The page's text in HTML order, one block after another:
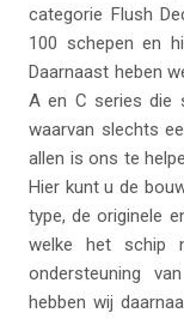
categorie Flush
100 schepen en
Daarnaast heben
A en C series die
waarvan slechts
allen is ons te
Hier kunt u de
type, de originele
welke het schip
ondersteuning
hebben wij